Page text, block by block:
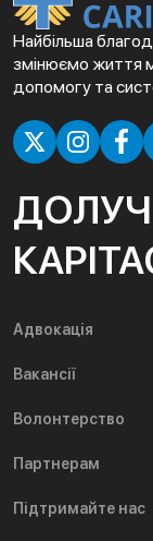
Найбільша
змінюємо життя
допомогу та
Адвокація
Вакансії
Волонтерство
Партнерам
Підтримайте нас